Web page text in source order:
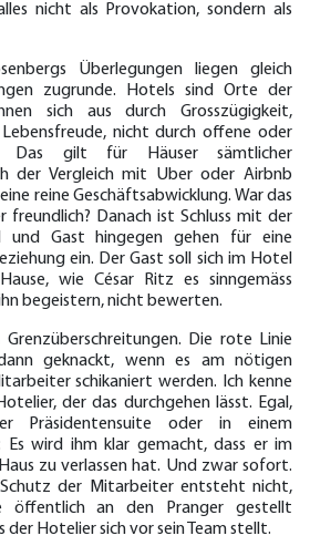
nicht als Provokation, sondern als
Überlegungen liegen gleich
zugrunde. Hotels sind Orte der
sich aus durch Grosszügigkeit,
nicht durch offene oder
Das gilt für Häuser sämtlicher
der Vergleich mit Uber oder Airbnb
reine Geschäftsabwicklung. War das
freundlich? Danach ist Schluss mit der
und Gast hingegen gehen für eine
ein. Der Gast soll sich im Hotel
wie César Ritz es sinngemäss
begeistern, nicht bewerten.
Die rote Linie
geknackt, wenn es am nötigen
schikaniert werden. Ich kenne
der das durchgehen lässt. Egal,
oder in einem
Es wird ihm klar gemacht, dass er im
zu verlassen hat. Und zwar sofort.
der Mitarbeiter entsteht nicht,
öffentlich an den Pranger gestellt
der Hotelier sich vor sein Team stellt.